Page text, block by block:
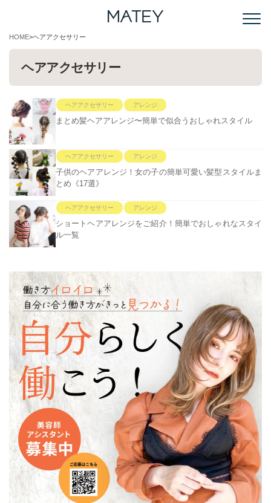
HOME ヘアアクセサリー
ヘアアクセサリー
ヘアアクセサリー アレンジ
まとめ髪ヘアアレンジ〜簡単で似合うおしゃれスタイル
ヘアアクセサリー アレンジ
子供のヘアアレンジ！女の子の簡単可愛い髪型スタイルま
とめ《17選》
ヘアアクセサリー アレンジ
ショートヘアアレンジをご紹介！簡単でおしゃれなスタイ
ル一覧